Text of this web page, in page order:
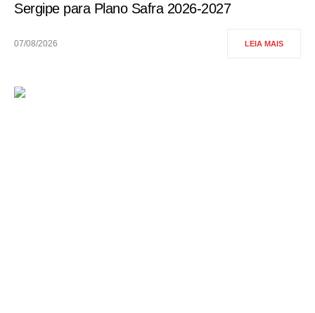
Sergipe para Plano Safra 2026-2027
07/08/2026 LEIA MAIS